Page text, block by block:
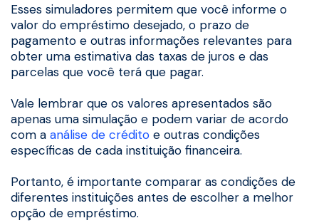
Esses simuladores permitem que você informe o
valor do empréstimo desejado, o prazo de
pagamento e outras informações relevantes para
obter uma estimativa das taxas de juros e das
parcelas que você terá que pagar.
Vale lembrar que os valores apresentados são
apenas uma simulação e podem variar de acordo
com a análise de crédito e outras condições
específicas de cada instituição financeira.
Portanto, é importante comparar as condições de
diferentes instituições antes de escolher a melhor
opção de empréstimo.